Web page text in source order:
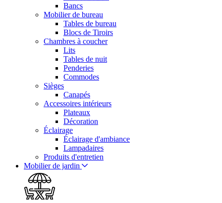
Bancs
Mobilier de bureau
Tables de bureau
Blocs de Tiroirs
Chambres à coucher
Lits
Tables de nuit
Penderies
Commodes
Sièges
Canapés
Accessoires intérieurs
Plateaux
Décoration
Éclairage
Éclairage d'ambiance
Lampadaires
Produits d'entretien
Mobilier de jardin